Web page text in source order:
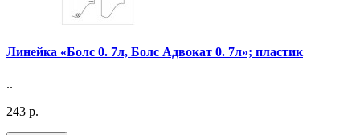
Линейка «Болс 0. 7л, Болс Адвокат 0. 7л»; пластик
..
243 р.